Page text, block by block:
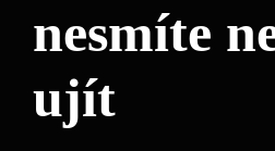
nesmíte
ujít